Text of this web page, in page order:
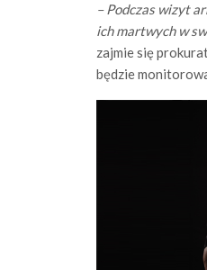
– Podczas wizyt
ich martwych w
zajmie się
będzie